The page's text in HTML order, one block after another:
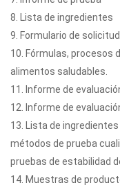
8. Lista de ingredientes
9. Formulario de
10. Fórmulas, procesos
alimentos saludables.
11. Informe de
12. Informe de
13. Lista de
métodos de prueba
pruebas de estabilidad
14. Muestras de